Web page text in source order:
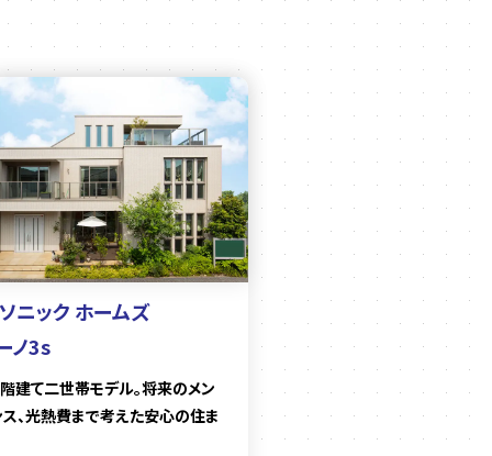
ニック ホームズ
ノ3s
建て二世帯モデル。将来のメン
、光熱費まで考えた安心の住ま